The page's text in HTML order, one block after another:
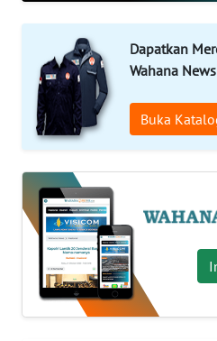
Dapatkan
Wahana News
Buka
Informasi
INDEKS
BERITA
KONTAK
KAMI
INFO
IKLAN